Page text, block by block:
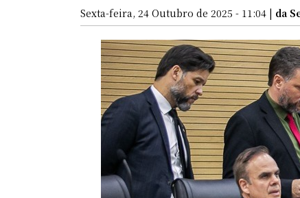
Sexta-feira, 24 Outubro de 2025 - 11:04 | da